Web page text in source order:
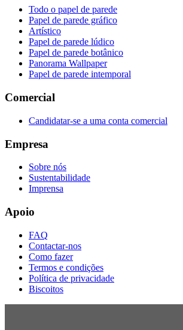
Todo o papel de parede
Papel de parede gráfico
Artístico
Papel de parede lúdico
Papel de parede botânico
Panorama Wallpaper
Papel de parede intemporal
Comercial
Candidatar-se a uma conta comercial
Empresa
Sobre nós
Sustentabilidade
Imprensa
Apoio
FAQ
Contactar-nos
Como fazer
Termos e condições
Política de privacidade
Biscoitos